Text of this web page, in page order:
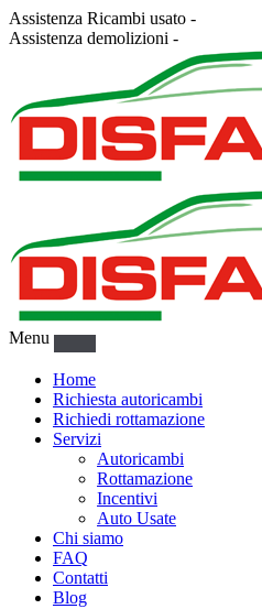
Assistenza Ricambi usato -
Assistenza demolizioni -
Menu
Home
Richiesta autoricambi
Richiedi rottamazione
Servizi
Autoricambi
Rottamazione
Incentivi
Auto Usate
Chi siamo
FAQ
Contatti
Blog